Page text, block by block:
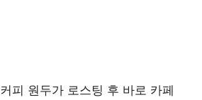
커피 원두가 로스팅 후 바로 카페